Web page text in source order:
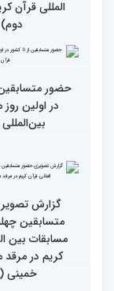
رقابت بخش
دوره مسابقات
تشکیل نشست
بین‌المللی
گزارش
چهلمین دوره